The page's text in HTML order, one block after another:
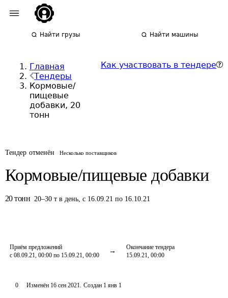
Найти грузы Найти машины
Главная
Тендеры
Кормовые/
пищевые
добавки, 20
тонн
Как участвовать в тендере
Тендер отменён Несколько поставщиков
Кормовые/пищевые добавки
20 тонн 20–30 т в день,с 16.09.21 по 16.10.21
Приём предложений
с 08.09.21, 00:00 по 15.09.21, 00:00
Окончание тендера
15.09.21, 00:00
0 Изменён 16 сен 2021. Создан 1 янв 1